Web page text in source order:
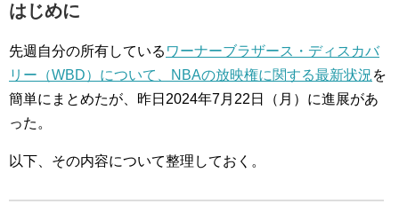
はじめに
先週自分の所有している ワーナーブラザース・ディスカバ
リー（WBD）について、NBAの放映権に関する最新状況を
簡単にまとめたが、昨日2024年7月22日（月）に進展があ
った。
以下、その内容について整理しておく。